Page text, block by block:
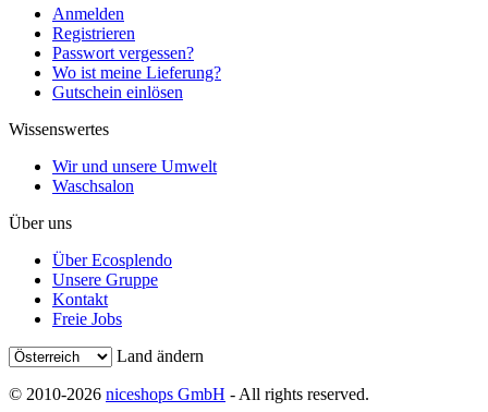
Anmelden
Registrieren
Passwort vergessen?
Wo ist meine Lieferung?
Gutschein einlösen
Wissenswertes
Wir und unsere Umwelt
Waschsalon
Über uns
Über Ecosplendo
Unsere Gruppe
Kontakt
Freie Jobs
Land ändern
© 2010-2026 niceshops GmbH - All rights reserved.